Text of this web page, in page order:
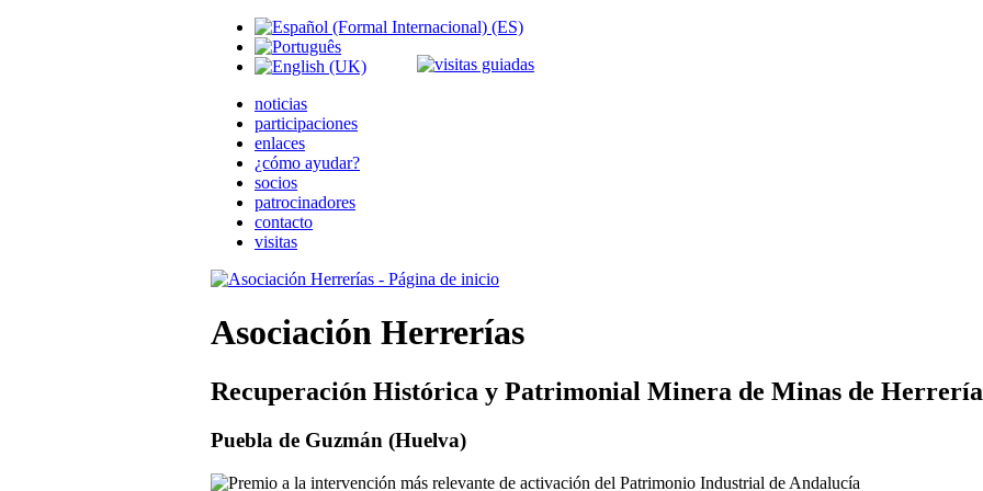
noticias
participaciones
enlaces
¿cómo ayudar?
socios
patrocinadores
contacto
visitas
Asociación Herrerías
Recuperación Histórica y Patrimonial Minera de Minas de
Puebla de Guzmán (Huelva)